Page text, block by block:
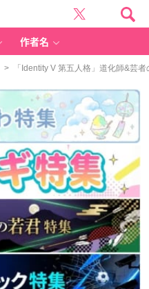
作者名
> 「Identity V 第五人格」道化師&芸者